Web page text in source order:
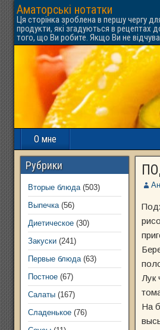
Аматорські нотатки
Ця сторінка зроблена в першу чергу
продукти, які згадуються в рецептах
того, що Ви робите. Якщо Ви не
О мне
Лук
На
Рубрики
Вторые блюда(503)
Выпечка(56)
Диетическое (30)
Закуски (241)
Первые блюда(63)
Постное (67)
Салаты (167)
Сладенькое (76)